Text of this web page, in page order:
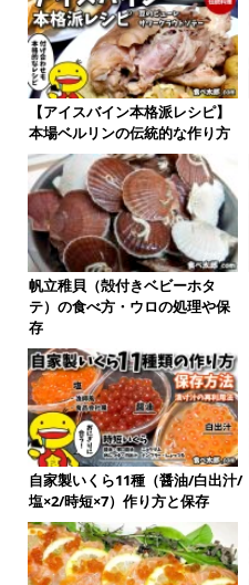
【アイスバイン本格派レシピ】
本場ベルリンの伝統的な作り方
帆立稚貝（殻付きベビーホタ
テ）の食べ方・ウロの処理や保
存
自家製いくら11種（醤油/白出汁/
塩×2/時短×7）作り方と保存